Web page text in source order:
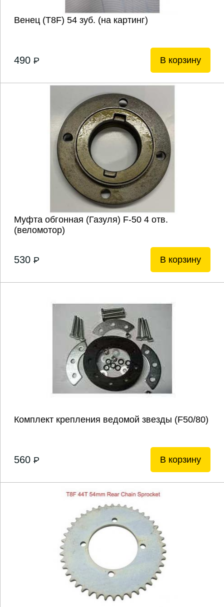
Венец (Т8F) 54 зуб. (на картинг)
490 P В корзину
Муфта обгонная (Газуля) F-50 4 отв.
(веломотор)
530 P В корзину
Комплект крепления ведомой звезды (F50/80)
560 P В корзину